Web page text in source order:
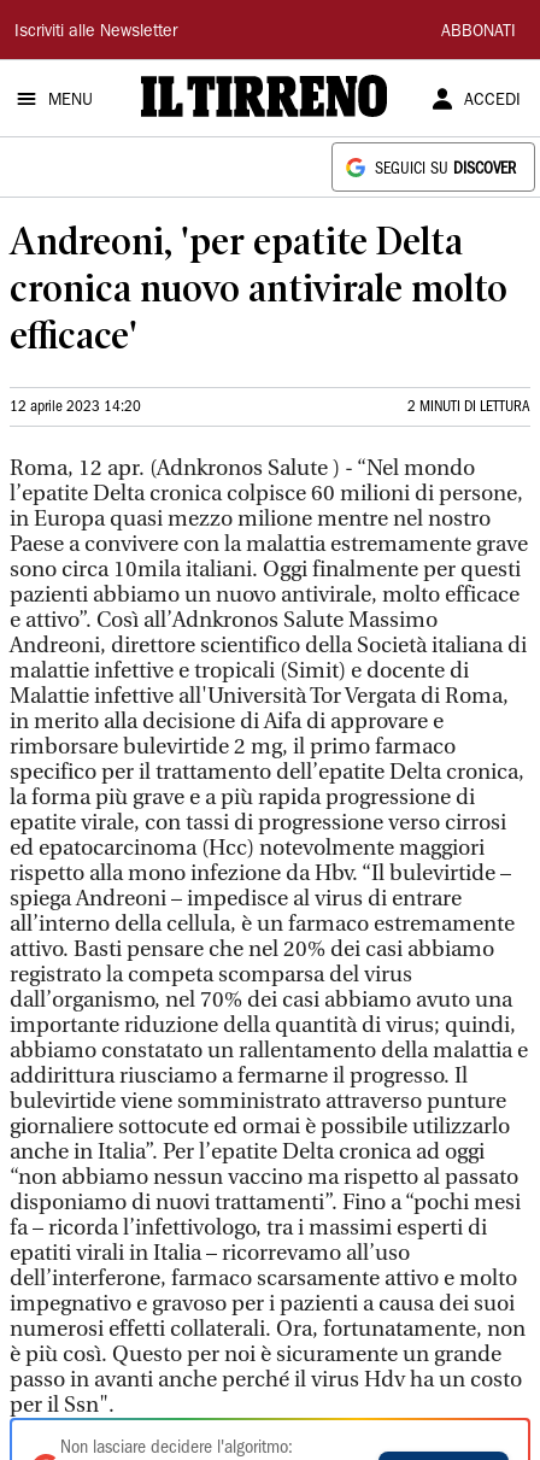
Il
Tirreno
Iscriviti alle Newsletter ABBONATI
MENU ACCEDI
SEGUICI SU DISCOVER
Andreoni, 'per epatite Delta
cronica nuovo antivirale molto
efficace'
12 aprile 2023 14:20 2 MINUTI DI LETTURA
Roma, 12 apr. (Adnkronos Salute ) - “Nel mondo
l’epatite Delta cronica colpisce 60 milioni di persone,
in Europa quasi mezzo milione mentre nel nostro
Paese a convivere con la malattia estremamente grave
sono circa 10mila italiani. Oggi finalmente per questi
pazienti abbiamo un nuovo antivirale, molto efficace
e attivo”. Così all’Adnkronos Salute Massimo
Andreoni, direttore scientifico della Società italiana di
malattie infettive e tropicali (Simit) e docente di
Malattie infettive all'Università Tor Vergata di Roma,
in merito alla decisione di Aifa di approvare e
rimborsare bulevirtide 2 mg, il primo farmaco
specifico per il trattamento dell’epatite Delta cronica,
la forma più grave e a più rapida progressione di
epatite virale, con tassi di progressione verso cirrosi
ed epatocarcinoma (Hcc) notevolmente maggiori
rispetto alla mono infezione da Hbv. “Il bulevirtide –
spiega Andreoni – impedisce al virus di entrare
all’interno della cellula, è un farmaco estremamente
attivo. Basti pensare che nel 20% dei casi abbiamo
registrato la competa scomparsa del virus
dall’organismo, nel 70% dei casi abbiamo avuto una
importante riduzione della quantità di virus; quindi,
abbiamo constatato un rallentamento della malattia e
addirittura riusciamo a fermarne il progresso. Il
bulevirtide viene somministrato attraverso punture
giornaliere sottocute ed ormai è possibile utilizzarlo
anche in Italia”. Per l’epatite Delta cronica ad oggi
“non abbiamo nessun vaccino ma rispetto al passato
disponiamo di nuovi trattamenti”. Fino a “pochi mesi
fa – ricorda l’infettivologo, tra i massimi esperti di
epatiti virali in Italia – ricorrevamo all’uso
dell’interferone, farmaco scarsamente attivo e molto
impegnativo e gravoso per i pazienti a causa dei suoi
numerosi effetti collaterali. Ora, fortunatamente, non
è più così. Questo per noi è sicuramente un grande
passo in avanti anche perché il virus Hdv ha un costo
per il Ssn".
Non lasciare decidere l'algoritmo: